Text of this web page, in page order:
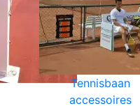
Tennisbaan
accessoires